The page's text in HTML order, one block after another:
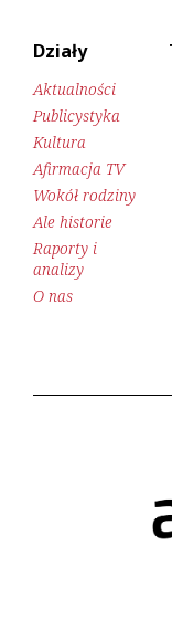
Działy
Aktualności
Publicystyka
Kultura
Afirmacja TV
Wokół rodziny
Ale historie
Raporty i
analizy
O nas